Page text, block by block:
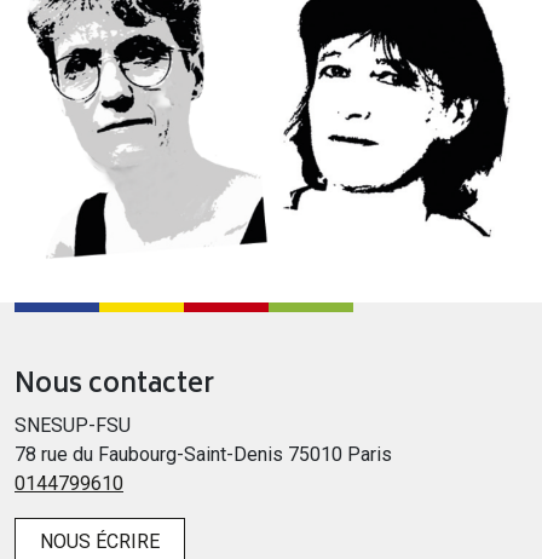
Nous contacter
SNESUP-FSU
78 rue du Faubourg-Saint-Denis 75010 Paris
0144799610
NOUS ÉCRIRE